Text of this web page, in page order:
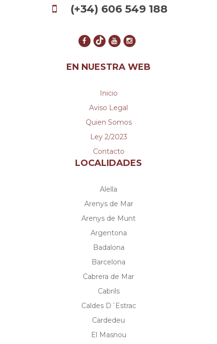
(+34) 606 549 188
EN NUESTRA WEB
Inicio
Aviso Legal
Quien Somos
Ley 2/2023
Contacto
LOCALIDADES
Alella
Arenys de Mar
Arenys de Munt
Argentona
Badalona
Barcelona
Cabrera de Mar
Cabrils
Caldes D´Estrac
Cardedeu
El Masnou